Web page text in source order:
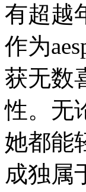
有超越
作为
获无数
性。无
她都能
成独属